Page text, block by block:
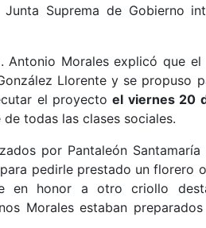
Suprema de Gobierno
. Antonio Morales explicó que
Llorente y se propuso
el proyectoel viernes 20
todas las clases sociales.
por Pantaleón
pedirle prestado un florero
en honor a otro criollo
Morales estaban